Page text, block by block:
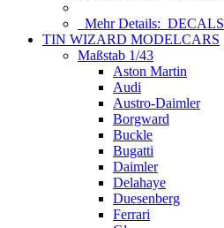
Mehr Details: DECALS
TIN WIZARD MODELCARS
Maßstab 1/43
Aston Martin
Audi
Austro-Daimler
Borgward
Buckle
Bugatti
Daimler
Delahaye
Duesenberg
Ferrari